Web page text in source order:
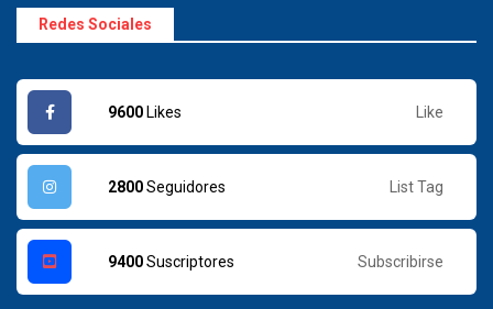
Redes Sociales
9600 Likes Like
2800Seguidores List Tag
9400Suscriptores Subscribirse